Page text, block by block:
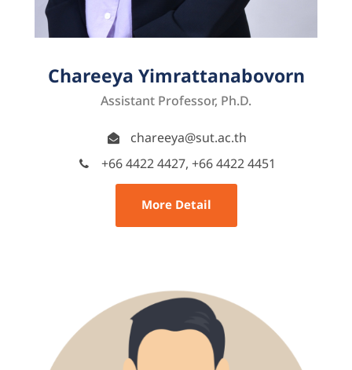
Chareeya Yimrattanabovorn
Assistant Professor, Ph.D.
chareeya@sut.ac.th
+66 4422 4427, +66 4422 4451
More Detail